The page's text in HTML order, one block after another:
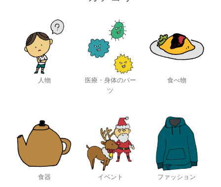
人物
医療・身体のパー
ツ
食べ物
食器 イベント ファッション